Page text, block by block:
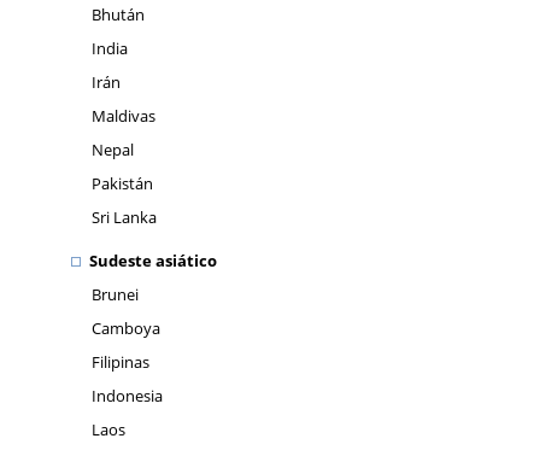
Bhután
India
Irán
Maldivas
Nepal
Pakistán
Sri Lanka
Sudeste asiático
Brunei
Camboya
Filipinas
Indonesia
Laos